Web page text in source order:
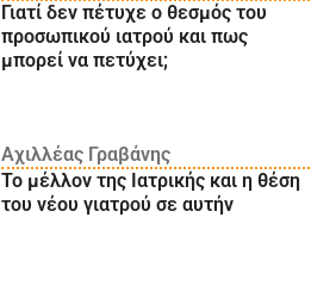
Γιατί δεν πέτυχε ο θεσμός του
προσωπικού ιατρού και πως
μπορεί να πετύχει;
Αχιλλέας Γραβάνης
Το μέλλον της Ιατρικής και η θέση
του νέου γιατρού σε αυτήν